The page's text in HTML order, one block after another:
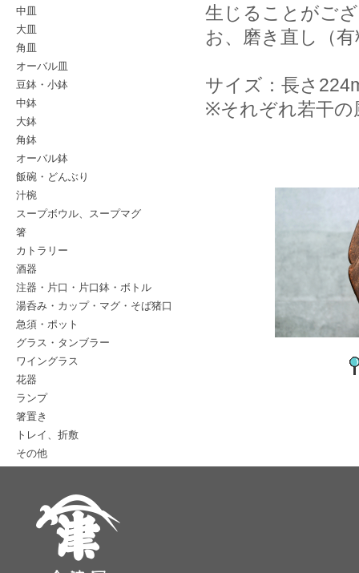
中皿
大皿
角皿
オーバル皿
豆鉢・小鉢
中鉢
大鉢
角鉢
オーバル鉢
飯碗・どんぶり
汁椀
スープボウル、スープマグ
箸
カトラリー
酒器
注器・片口・片口鉢・ボトル
湯呑み・カップ・マグ・そば猪口
急須・ポット
グラス・タンブラー
ワイングラス
花器
ランプ
箸置き
トレイ、折敷
その他
生じることがご
お、磨き直し（
サイズ：長さ
※それぞれ若干の